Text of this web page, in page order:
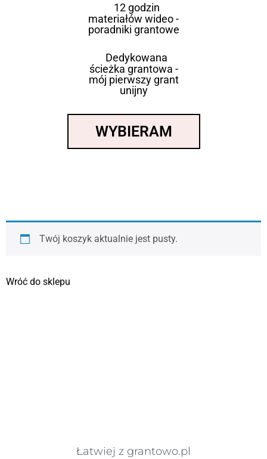
12 godzin
materiałów wideo -
poradniki grantowe
Dedykowana
ścieżka grantowa -
mój pierwszy grant
unijny
WYBIERAM
Twój koszyk aktualnie jest pusty.
Wróć do sklepu
Łatwiej z grantowo.pl